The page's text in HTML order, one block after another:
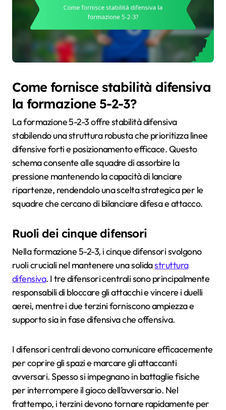
Come fornisce stabilità difensiva
la formazione 5-2-3?
La formazione 5-2-3 offre stabilità difensiva
stabilendo una struttura robusta che prioritizza linee
difensive forti e posizionamento efficace. Questo
schema consente alle squadre di assorbire la
pressione mantenendo la capacità di lanciare
ripartenze, rendendolo una scelta strategica per le
squadre che cercano di bilanciare difesa e attacco.
Ruoli dei cinque difensori
Nella formazione 5-2-3, i cinque difensori svolgono
ruoli cruciali nel mantenere una solidastruttura
difensiva. I tre difensori centrali sono principalmente
responsabili di bloccare gli attacchi e vincere i duelli
aerei, mentre i due terzini forniscono ampiezza e
supporto sia in fase difensiva che offensiva.
I difensori centrali devono comunicare efficacemente
per coprire gli spazi e marcare gli attaccanti
avversari. Spesso si impegnano in battaglie fisiche
per interrompere il gioco dell’avversario. Nel
frattempo, i terzini devono tornare rapidamente per